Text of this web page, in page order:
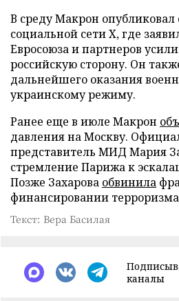
В среду Макрон опубликовал
социальной сети X, где
Евросоюза и партнеров
российскую сторону. Он
дальнейшего оказания
украинскому режиму.
Ранее еще в июле Макрон
давления на Москву.
представитель МИД Мария
стремление Парижа к
Позже Захарова обвинила
финансировании
Текст: Вера Басилая
каналы